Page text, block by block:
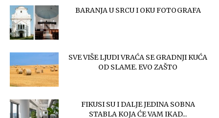
BARANJA U SRCU I OKU FOTOGRAFA
SVE VIŠE LJUDI VRAĆA SE GRADNJI KUĆA
OD SLAME. EVO ZAŠTO
FIKUSI SU I DALJE JEDINA SOBNA
STABLA KOJA ĆE VAM IKAD...